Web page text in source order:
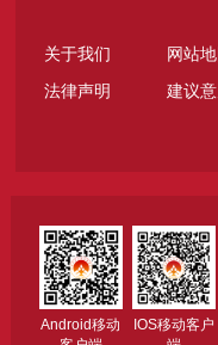
关于我们
网站
法律声明
建议
Android移动
IOS移动客户